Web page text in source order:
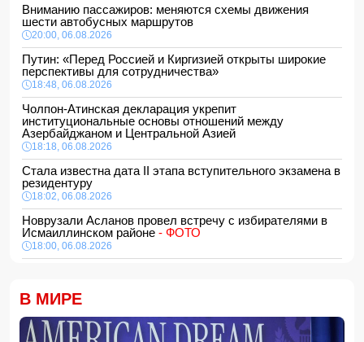
Вниманию пассажиров: меняются схемы движения
шести автобусных маршрутов
20:00, 06.08.2026
Путин: «Перед Россией и Киргизией открыты широкие
перспективы для сотрудничества»
18:48, 06.08.2026
Чолпон-Атинская декларация укрепит
институциональные основы отношений между
Азербайджаном и Центральной Азией
18:18, 06.08.2026
Стала известна дата II этапа вступительного экзамена в
резидентуру
18:02, 06.08.2026
Новрузали Асланов провел встречу с избирателями в
Исмаиллинском районе - ФОТО
18:00, 06.08.2026
16:48, 06.08.2026
Джейхун Байрамов и Андрей Сибига проводят встречу в
Киеве
В МИРЕ